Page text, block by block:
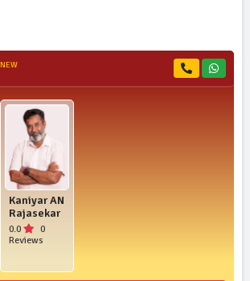
NEW
Kaniyar AN
Rajasekar
0.0
0
Reviews